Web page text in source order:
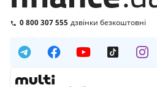
0 800 307 555 дзвінки безкоштовні